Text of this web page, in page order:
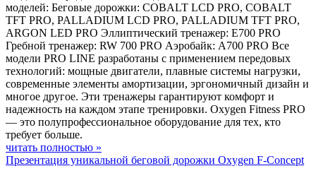
моделей: Беговые дорожки: COBALT LCD PRO, COBALT
TFT PRO, PALLADIUM LCD PRO, PALLADIUM TFT PRO,
ARGON LED PRO Эллиптический тренажер: E700 PRO
Гребной тренажер: RW 700 PRO Аэробайк: A700 PRO Все
модели PRO LINE разработаны с применением передовых
технологий: мощные двигатели, плавные системы нагрузки,
современные элементы амортизации, эргономичный дизайн и
многое другое. Эти тренажеры гарантируют комфорт и
надежность на каждом этапе тренировки. Oxygen Fitness PRO
— это полупрофессиональное оборудование для тех, кто
требует больше.
читать полностью »
Презентация уникальной беговой дорожки Oxygen F-Concept